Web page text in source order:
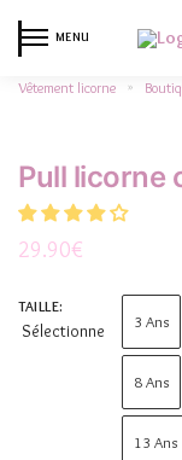
MENU
Vêtement licorne »
Pull licorne
29.90€
TAILLE:
Sélectionne 3 Ans
8 Ans
13 Ans